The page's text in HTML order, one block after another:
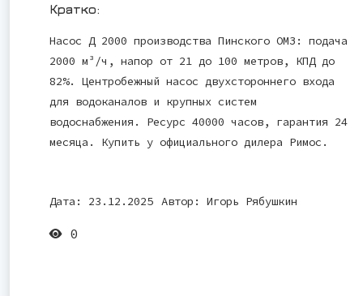
Кратко:
Насос Д 2000 производства Пинского ОМЗ: подача
2000 м³/ч, напор от 21 до 100 метров, КПД до
82%. Центробежный насос двухстороннего входа
для водоканалов и крупных систем
водоснабжения. Ресурс 40000 часов, гарантия 24
месяца. Купить у официального дилера Римос.
Дата: 23.12.2025 Автор: Игорь Рябушкин
0